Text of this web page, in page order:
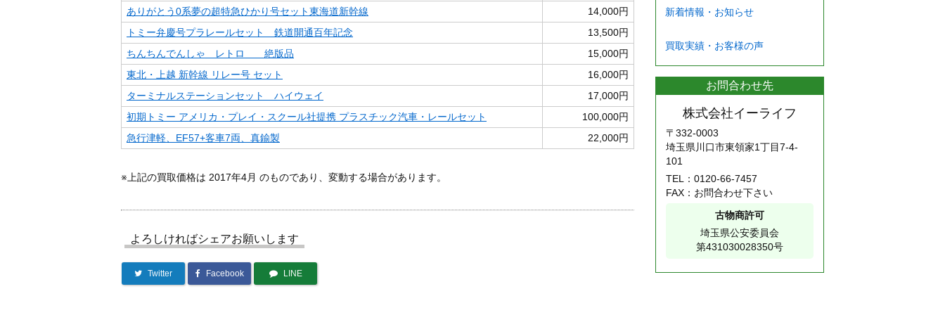
ありがとう0系夢の超特急ひかり号セット東海道新幹線
14,000円
トミー弁慶号プラレールセット 鉄道開通百年記念
13,500円
ちんちんでんしゃ レトロ 絶版品
15,000円
東北・上越 新幹線 リレー号 セット
16,000円
ターミナルステーションセット ハイウェイ
17,000円
初期トミー アメリカ・プレイ・スクール社提携 プラスチック汽車・レールセット
100,000円
急行津軽、EF57+客車7両、真鍮製
22,000円
※上記の買取価格は 2017年4月 のものであり、変動する場合があります。
よろしければシェアお願いします
Twitter Facebook LINE
新着情報・お知らせ
買取実績・お客様の声
お問合わせ先
株式会社イーライフ
〒332-0003
埼玉県川口市東領家1丁目7-4-
101
TEL： 0120-66-7457
FAX：お問合わせ下さい
古物商許可
埼玉県公安委員会
第431030028350号